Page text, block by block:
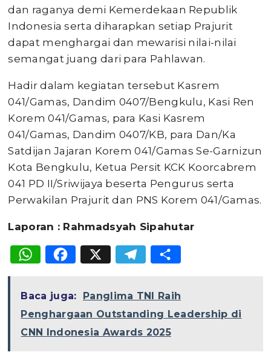
dan raganya demi Kemerdekaan Republik
Indonesia serta diharapkan setiap Prajurit
dapat menghargai dan mewarisi nilai-nilai
semangat juang dari para Pahlawan.
Hadir dalam kegiatan tersebut Kasrem
041/Gamas, Dandim 0407/Bengkulu, Kasi Ren
Korem 041/Gamas, para Kasi Kasrem
041/Gamas, Dandim 0407/KB, para Dan/Ka
Satdijan Jajaran Korem 041/Gamas Se-Garnizun
Kota Bengkulu, Ketua Persit KCK Koorcabrem
041 PD II/Sriwijaya beserta Pengurus serta
Perwakilan Prajurit dan PNS Korem 041/Gamas.
Laporan : Rahmadsyah Sipahutar
WhatsApp
Facebook
X Telegram
Baca juga:
Panglima TNI Raih
Penghargaan Outstanding Leadership di
CNN Indonesia Awards 2025